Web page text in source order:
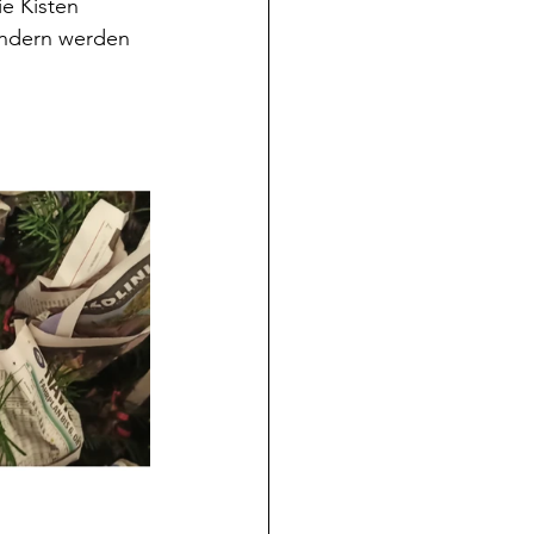
Kisten
werden